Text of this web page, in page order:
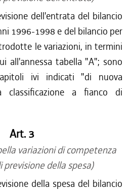
dell'entrata del bilancio
1996-1998 e del bilancio per
le variazioni, in termini
all'annessa tabella "A"; sono
ivi indicati "di nuova
classificazione a fianco di
Art. 3
variazioni di competenza
della spesa)
della spesa del bilancio